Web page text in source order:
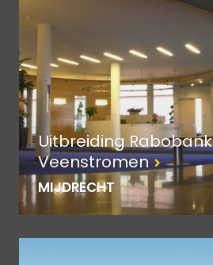
Uitbreiding Rabobank
Veenstromen
MIJDRECHT